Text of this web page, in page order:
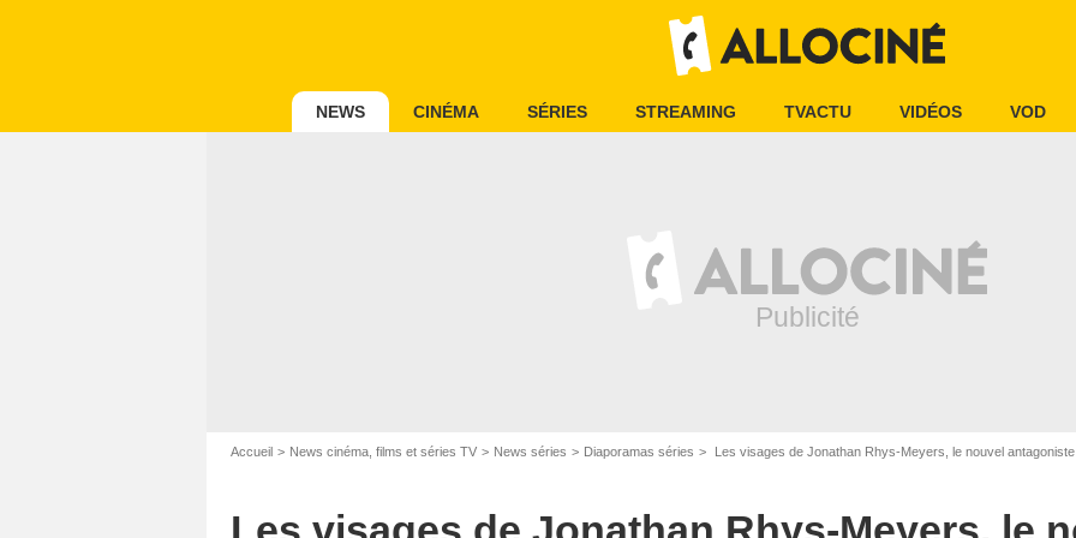
NEWS CINÉMA SÉRIES STREAMING TVACTU VIDÉOS VOD
Accueil News cinéma, films et séries TV News séries Diaporamas séries Les visages de Jonathan Rhys-Meyers, le nouvel